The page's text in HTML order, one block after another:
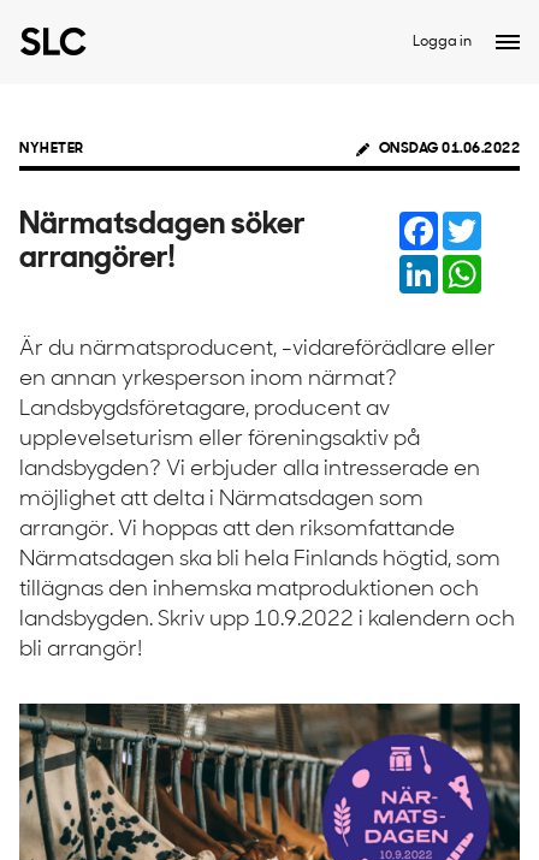
Logga in
NYHETER ONSDAG 01.06.2022
Närmatsdagen söker
arrangörer!
Facebook
LinkedIn
Är du närmatsproducent, -vidareförädlare eller
en annan yrkesperson inom närmat?
Landsbygdsföretagare, producent av
upplevelseturism eller föreningsaktiv på
landsbygden? Vi erbjuder alla intresserade en
möjlighet att delta i Närmatsdagen som
arrangör. Vi hoppas att den riksomfattande
Närmatsdagen ska bli hela Finlands högtid, som
tillägnas den inhemska matproduktionen och
landsbygden. Skriv upp 10.9.2022 i kalendern och
bli arrangör!